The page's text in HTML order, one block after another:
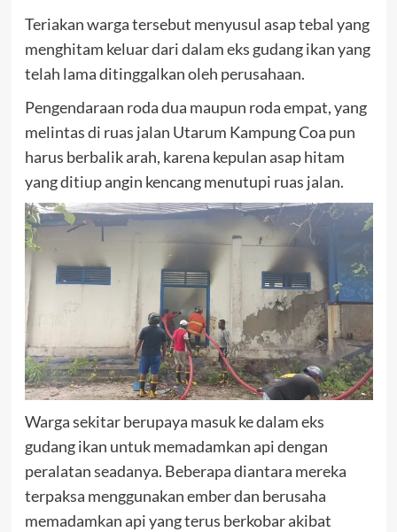
Teriakan warga tersebut menyusul asap tebal yang
menghitam keluar dari dalam eks gudang ikan yang
telah lama ditinggalkan oleh perusahaan.
Pengendaraan roda dua maupun roda empat, yang
melintas di ruas jalan Utarum Kampung Coa pun
harus berbalik arah, karena kepulan asap hitam
yang ditiup angin kencang menutupi ruas jalan.
Warga sekitar berupaya masuk ke dalam eks
gudang ikan untuk memadamkan api dengan
peralatan seadanya. Beberapa diantara mereka
terpaksa menggunakan ember dan berusaha
memadamkan api yang terus berkobar akibat